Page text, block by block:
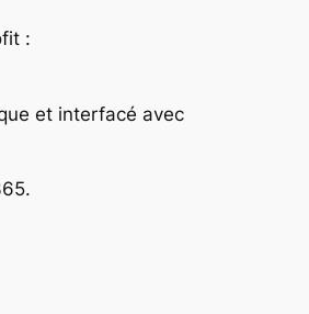
:
et interfacé avec